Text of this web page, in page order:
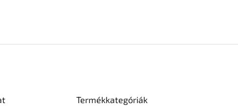
Termékkategóriák